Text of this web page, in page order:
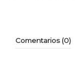
Comentarios (0)